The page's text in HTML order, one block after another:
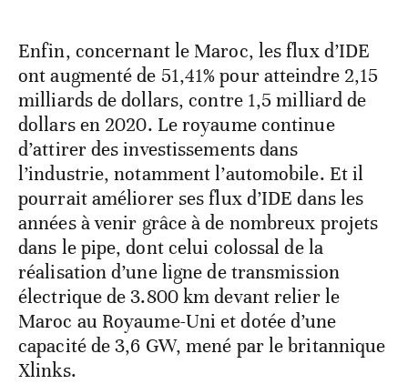
Enfin, concernant le Maroc, les flux d’IDE
ont augmenté de 51,41% pour atteindre 2,15
milliards de dollars, contre 1,5 milliard de
dollars en 2020. Le royaume continue
d’attirer des investissements dans
l’industrie, notamment l’automobile. Et il
pourrait améliorer ses flux d’IDE dans les
années à venir grâce à de nombreux projets
dans le pipe, dont celui colossal de la
réalisation d’une ligne de transmission
électrique de 3.800 km devant relier le
Maroc au Royaume-Uni et dotée d’une
capacité de 3,6 GW, mené par le britannique
Xlinks.